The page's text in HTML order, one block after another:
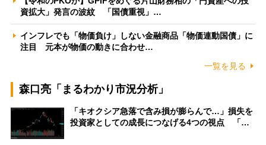
資拡大」発言の波紋 「国債重視」…
インフレでも「物価負け」しない金融商品「物価連動国債」に
注目 元本が物価の動きに合わせ…
一覧を見る
森口亮「まるわかり市況分析」
「キオクシア急落で含み損が膨らんで…」損失を
投資家としての成長につなげる4つの視点 「…